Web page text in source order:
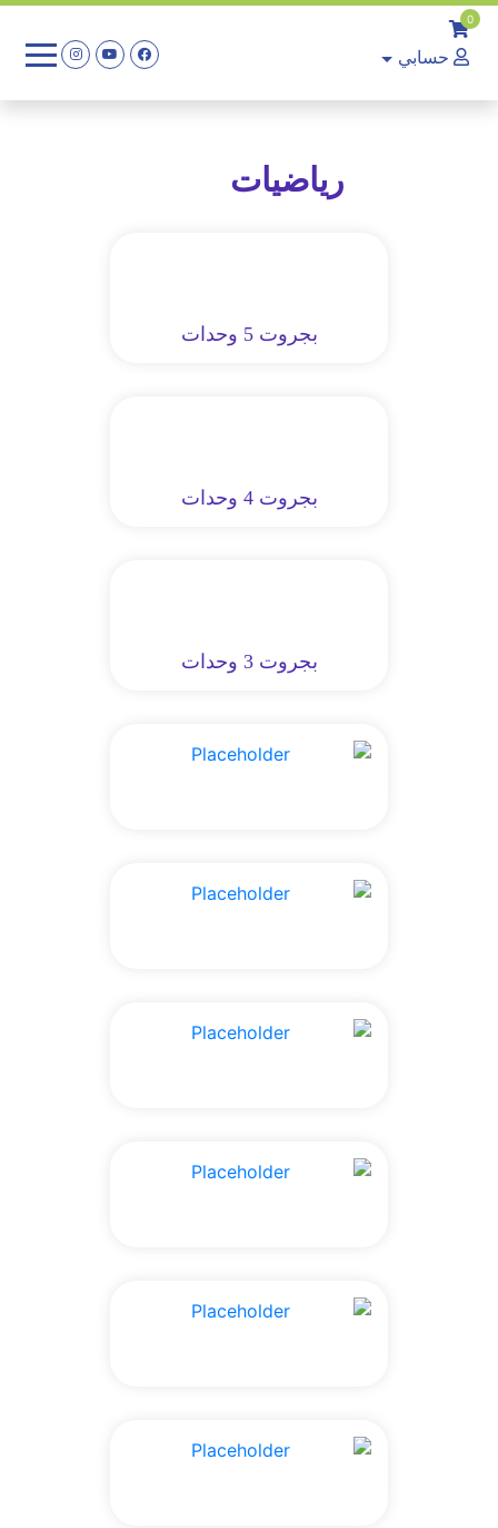
حسابي
0
رياضيات
بجروت 5 وحدات
بجروت 4 وحدات
بجروت 3 وحدات